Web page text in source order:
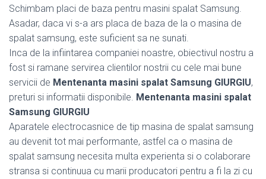
Schimbam placi de baza pentru masini spalat Samsung.
Asadar, daca vi s-a ars placa de baza de la o masina de
spalat samsung, este suficient sa ne sunati.
Inca de la infiintarea companiei noastre, obiectivul nostru a
fost si ramane servirea clientilor nostrii cu cele mai bune
servicii de Mentenanta masini spalat Samsung GIURGIU,
preturi si informatii disponibile. Mentenanta masini spalat
Samsung GIURGIU
Aparatele electrocasnice de tip masina de spalat samsung
au devenit tot mai performante, astfel ca o masina de
spalat samsung necesita multa experienta si o colaborare
stransa si continuua cu marii producatori pentru a fi la zi cu